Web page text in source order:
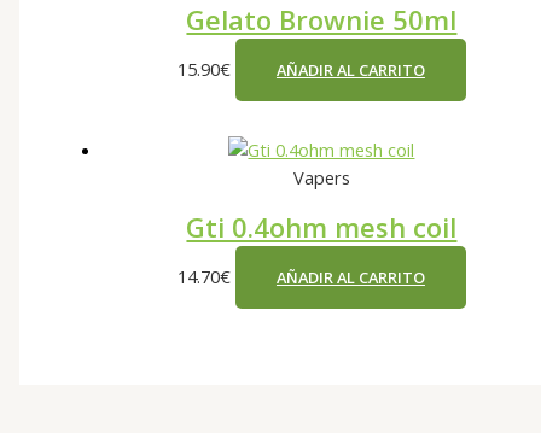
Gelato Brownie 50ml
15.90€ AÑADIR AL CARRITO
Vapers
Gti 0.4ohm mesh coil
14.70€ AÑADIR AL CARRITO